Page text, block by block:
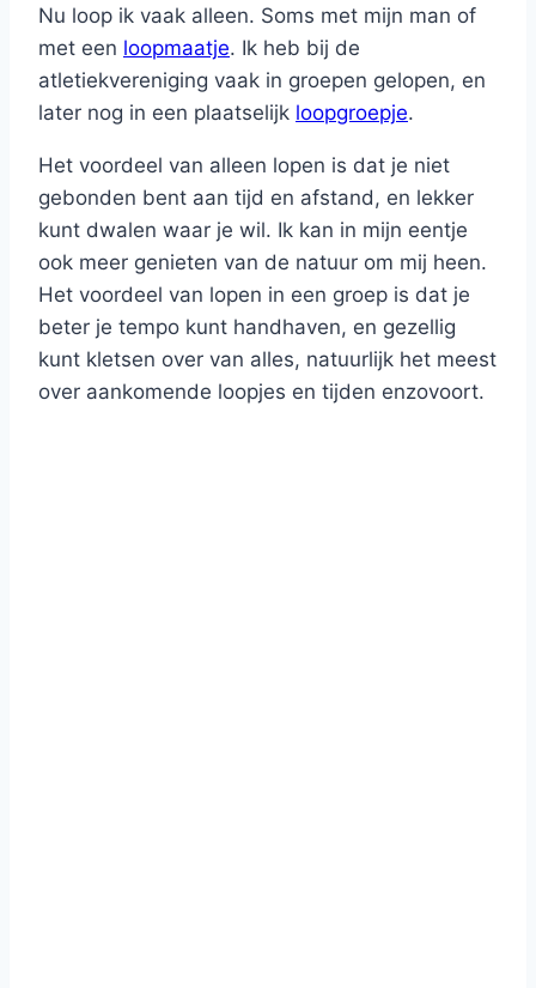
Nu loop ik vaak alleen. Soms met mijn man of
met een loopmaatje. Ik heb bij de
atletiekvereniging vaak in groepen gelopen, en
later nog in een plaatselijk loopgroepje.
Het voordeel van alleen lopen is dat je niet
gebonden bent aan tijd en afstand, en lekker
kunt dwalen waar je wil. Ik kan in mijn eentje
ook meer genieten van de natuur om mij heen.
Het voordeel van lopen in een groep is dat je
beter je tempo kunt handhaven, en gezellig
kunt kletsen over van alles, natuurlijk het meest
over aankomende loopjes en tijden enzovoort.